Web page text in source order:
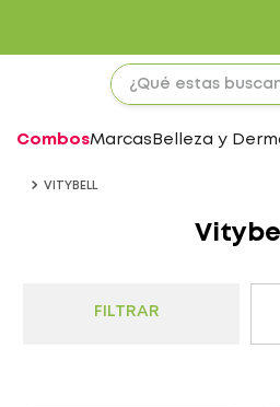
CombosMarcas Belleza y
VITYBELL
FILTRAR